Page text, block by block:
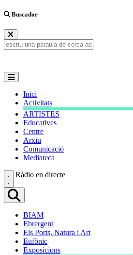
Buscador
Inici
Activitats
ARTISTES
Educatives
Centre
Arxiu
Comunicació
Mediateca
Ràdio en directe
BIAM
Ebrergent
Els Ports, Natura i Art
Eufònic
Exposicions